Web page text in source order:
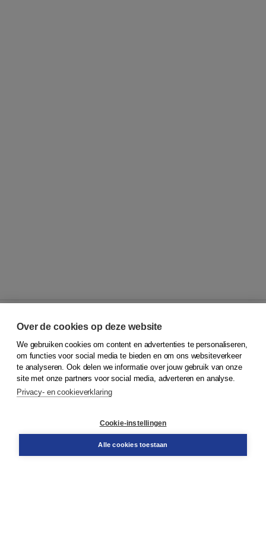
© 2026Koninklijke Boom uitgevers
Klantenservice
Service & informatie
Contact
Over de cookies op deze website
We gebruiken cookies om content en advertenties te personaliseren,
om functies voor social media te bieden en om ons websiteverkeer
te analyseren. Ook delen we informatie over jouw gebruik van onze
site met onze partners voor social media, adverteren en analyse.
Privacy- en cookieverklaring
Cookie-instellingen
Alle cookies toestaan